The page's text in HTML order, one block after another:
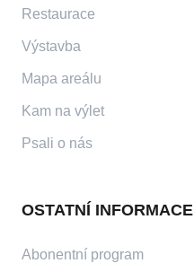
Restaurace
Výstavba
Mapa areálu
Kam na výlet
Psali o nás
OSTATNÍ INFORMACE
Abonentní program